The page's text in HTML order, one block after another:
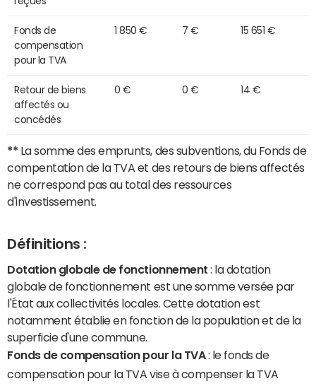
Fonds de
compensation
pour la TVA
1 850 € 7 € 15 651 €
Retour de biens
affectés ou
concédés
0 € 0 € 14 €
** La somme des emprunts, des subventions, du Fonds de
compentation de la TVA et des retours de biens affectés
ne correspond pas au total des ressources
d'investissement.
Définitions :
Dotation globale de fonctionnement : la dotation
globale de fonctionnement est une somme versée par
l'État aux collectivités locales. Cette dotation est
notamment établie en fonction de la population et de la
superficie d'une commune.
Fonds de compensation pour la TVA: le fonds de
compensation pour la TVA vise à compenser la TVA